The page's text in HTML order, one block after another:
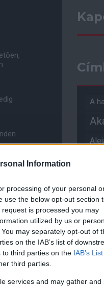
Information
processing of your personal
use the below opt-out section
is processed you may
utilized by us or
may separately opt-out of
on the IAB’s list of
to third parties on the IAB’s
third parties.
services and may gather and
nem
teszi
A